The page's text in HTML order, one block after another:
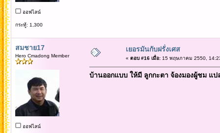
ออฟไลน์
กระทู้: 1,300
สมชาย17
Hero Cmadong Member
ออฟไลน์
เยอรมันกับฝรั่งเศส
« ตอบ #16 เมื่อ:15 พฤษภาคม 2550,
บ้านออกแบบ ให้มี ลูกกะตา จ้องมองผู้ชม แป